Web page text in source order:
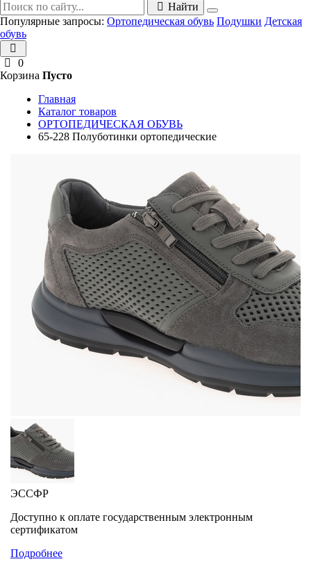
Найти
Популярные запросы: Ортопедическая обувь Подушки Детская
обувь
0
Корзина Пусто
Главная
Каталог товаров
ОРТОПЕДИЧЕСКАЯ ОБУВЬ
65-228 Полуботинки ортопедические
ЭССФР
Доступно к оплате государственным электронным
сертификатом
Подробнее